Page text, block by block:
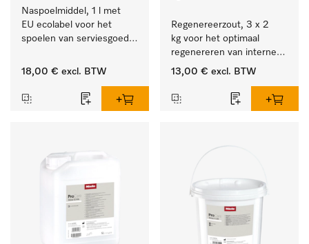
Naspoelmiddel, 1 l met
EU ecolabel voor het
spoelen van serviesgoed,
18,00 € excl. BTW
Regenereerzout, 3 x 2
kg voor het optimaal
regenereren van interne
waterontharders.
13,00 € excl. BTW